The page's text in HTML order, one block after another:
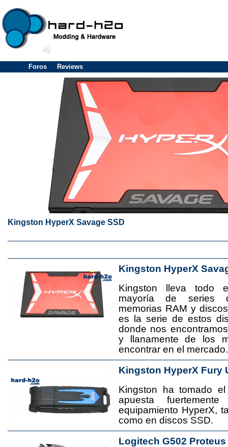
Foros Reviews
Kingston HyperX Savage SSD
Kingston HyperX
Kingston lleva todo
mayoría de series
memorias RAM y
es la serie de estos
donde nos
y llanamente de los
encontrar en el mercado.
Kingston HyperX Fury
Kingston ha tomado
apuesta
equipamiento HyperX,
como en discos SSD.
Logitech G502 Proteus